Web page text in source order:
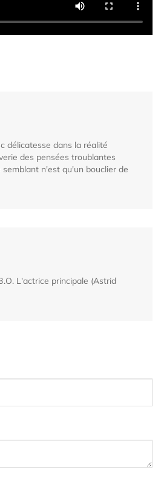
délicatesse dans la réalité
des pensées troublantes
n'est qu'un bouclier de
L'actrice principale (Astrid